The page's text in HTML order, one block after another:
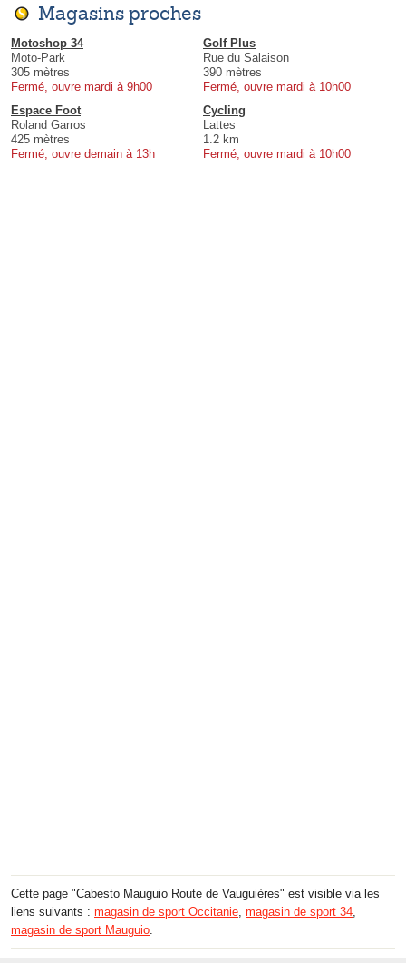
Magasins proches
Motoshop 34
Moto-Park
305 mètres
Fermé, ouvre mardi à 9h00
Golf Plus
Rue du Salaison
390 mètres
Fermé, ouvre mardi à 10h00
Espace Foot
Roland Garros
425 mètres
Fermé, ouvre demain à 13h
Cycling
Lattes
1.2 km
Fermé, ouvre mardi à 10h00
Cette page "Cabesto Mauguio Route de Vauguières" est visible via les
liens suivants : magasin de sport Occitanie, magasin de sport 34,
magasin de sport Mauguio.